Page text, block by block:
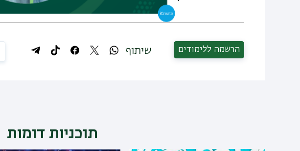
הרשמה ללימודים שיתוף
תוכניות דומות